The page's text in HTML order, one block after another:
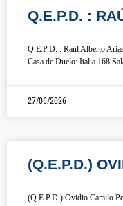
Q.E.P.D. :
Q.E.P.D. : Raúl Alberto
Casa de Duelo: Italia 168
27/06/2026
(Q.E.P.D.)
(Q.E.P.D.) Ovidio Camilo